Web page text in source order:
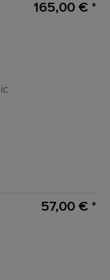
165,00 € *
57,00 € *